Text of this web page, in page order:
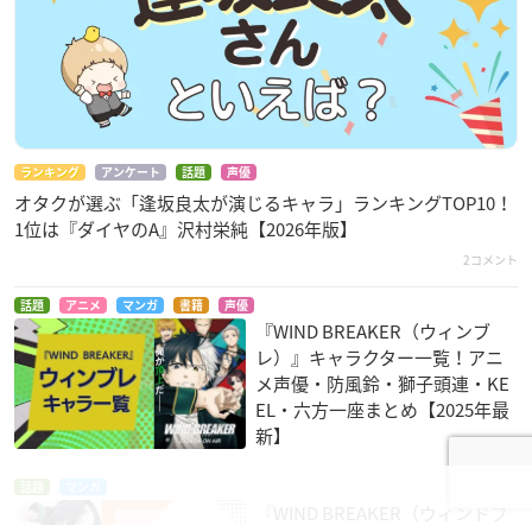
ランキング アンケート 話題 声優
オタクが選ぶ「逢坂良太が演じるキャラ」ランキングTOP10！
1位は『ダイヤのA』沢村栄純【2026年版】
2コメント
話題 アニメ マンガ 書籍 声優
『WIND BREAKER（ウィンブ
レ）』キャラクター一覧！アニ
メ声優・防風鈴・獅子頭連・KE
EL・六方一座まとめ【2025年最
新】